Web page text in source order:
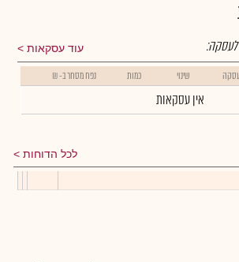
עוד עסקאות לעסקה:
שינוי כמות נפח מסחר ב- ₪
אין עסקאות
לכל הדוחות